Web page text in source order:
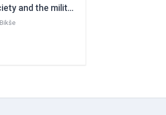
VestT002 : Society and the military factor in Europe from the beginning of the 20th century to 1939